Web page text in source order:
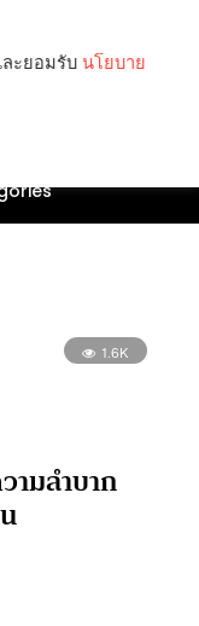
1.6K
ามลำบาก
ะยอมรับ นโยบาย